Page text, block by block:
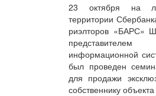
23 октября на
территории
риэлторов «БАРС»
информационной
был проведен
для продажи
собственнику